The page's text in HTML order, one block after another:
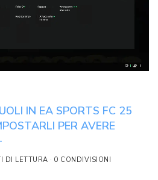
IN EA SPORTS FC 25
PER AVERE
DI LETTURA 0 CONDIVISIONI